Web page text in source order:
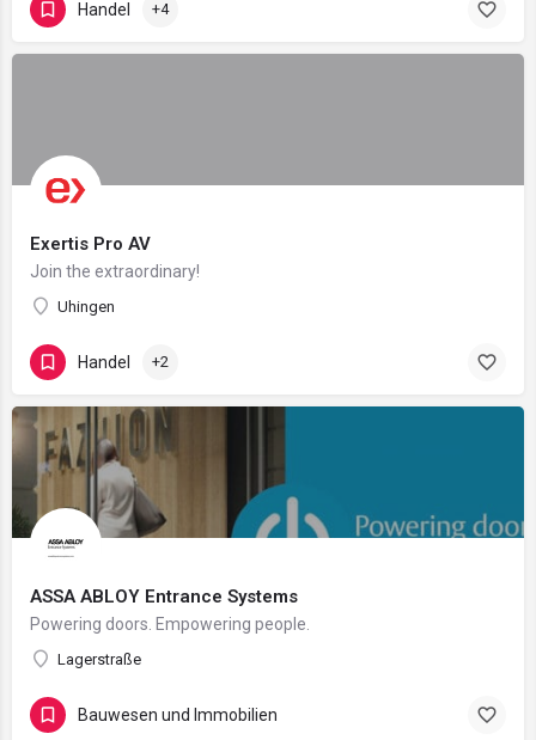
Handel +4
Exertis Pro AV
Join the extraordinary!
Uhingen
Handel +2
ASSA ABLOY Entrance Systems
Powering doors. Empowering people.
Lagerstraße
Bauwesen und Immobilien